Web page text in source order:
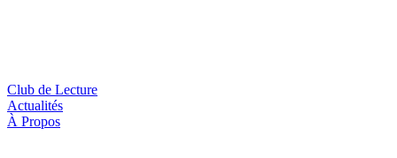
Club de Lecture
Actualités
À Propos